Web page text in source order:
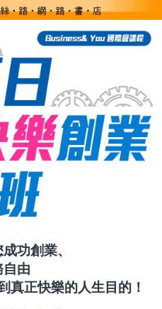
功創業、
由
真正快樂的人生目的！